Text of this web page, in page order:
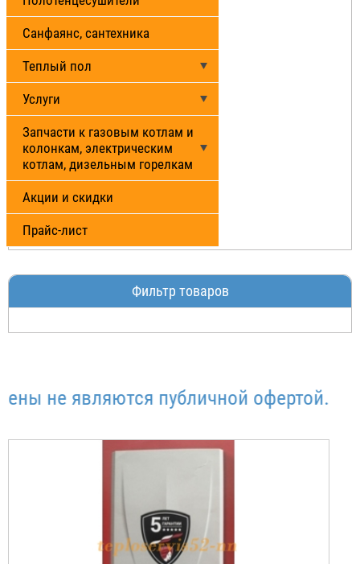
Санфаянс, сантехника
Теплый пол
Услуги
Запчасти к газовым котлам и
колонкам, электрическим
котлам, дизельным горелкам
Акции и скидки
Прайс-лист
Фильтр товаров
не являются публичной офертой.